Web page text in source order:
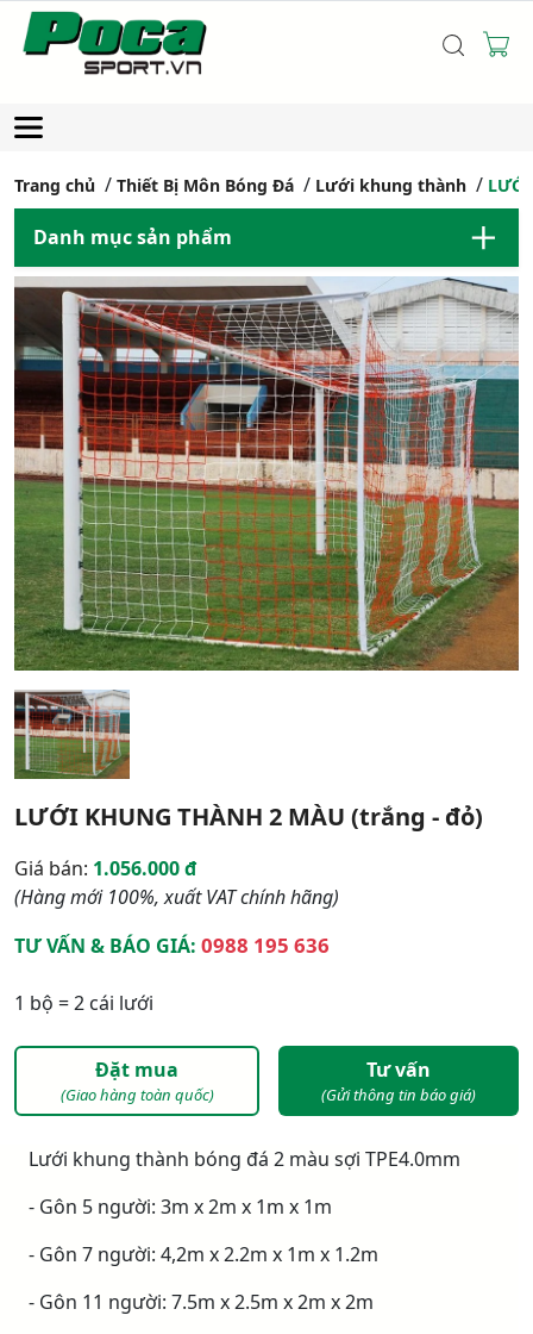
Trang chủ Thiết Bị Môn Bóng Đá Lưới khung thành
Danh mục sản phẩm
LƯỚI KHUNG THÀNH 2 MÀU (trắng - đỏ)
Giá bán: 1.056.000 đ
(Hàng mới 100%, xuất VAT chính hãng)
TƯ VẤN & BÁO GIÁ: 0988 195 636
1 bộ = 2 cái lưới
Đặt mua
(Giao hàng toàn quốc)
Tư vấn
(Gửi thông tin báo giá)
Lưới khung thành bóng đá 2 màu sợi TPE4.0mm
- Gôn 5 người: 3m x 2m x 1m x 1m
- Gôn 7 người: 4,2m x 2.2m x 1m x 1.2m
- Gôn 11 người: 7.5m x 2.5m x 2m x 2m